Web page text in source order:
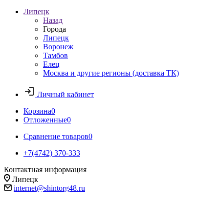
Липецк
Назад
Города
Липецк
Воронеж
Тамбов
Елец
Москва и другие регионы (доставка ТК)
Личный кабинет
Корзина0
Отложенные0
Сравнение товаров0
+7(4742) 370-333
Контактная информация
Липецк
internet@shintorg48.ru